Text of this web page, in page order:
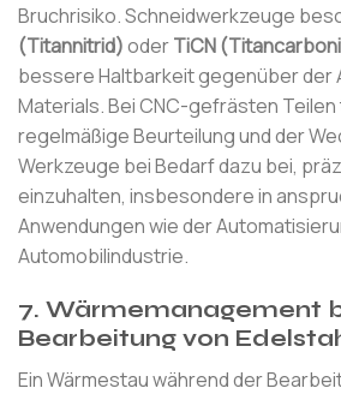
Bruchrisiko. Schneidwerkzeuge
(Titannitrid)oderTiCN
bessere Haltbarkeit gegenüber der
Materials. Bei CNC-gefrästen
regelmäßige Beurteilung und der
Werkzeuge bei Bedarf dazu bei,
einzuhalten, insbesondere in
Anwendungen wie der
Automobilindustrie.
7. Wärmemanagement
Bearbeitung von
Ein Wärmestau während der